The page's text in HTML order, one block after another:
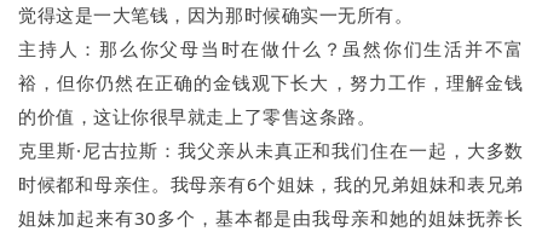
觉得这是一大笔钱，因为那时候确实一无所有。
主持人：那么你父母当时在做什么？虽然你们生活并不富
裕，但你仍然在正确的金钱观下长大，努力工作，理解金钱
的价值，这让你很早就走上了零售这条路。
克里斯·尼古拉斯：我父亲从未真正和我们住在一起，大多数
时候都和母亲住。我母亲有6个姐妹，我的兄弟姐妹和表兄弟
姐妹加起来有30多个，基本都是由我母亲和她的姐妹抚养长